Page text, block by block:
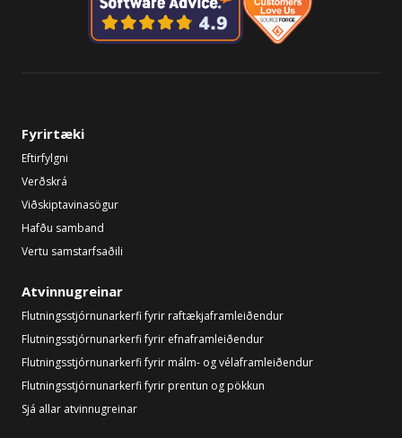
Fyrirtæki
Eftirfylgni
Verðskrá
Viðskiptavinasögur
Hafðu samband
Vertu samstarfsaðili
Atvinnugreinar
Flutningsstjórnunarkerfi fyrir raftækjaframleiðendur
Flutningsstjórnunarkerfi fyrir efnaframleiðendur
Flutningsstjórnunarkerfi fyrir málm- og vélaframleiðendur
Flutningsstjórnunarkerfi fyrir prentun og pökkun
Sjá allar atvinnugreinar